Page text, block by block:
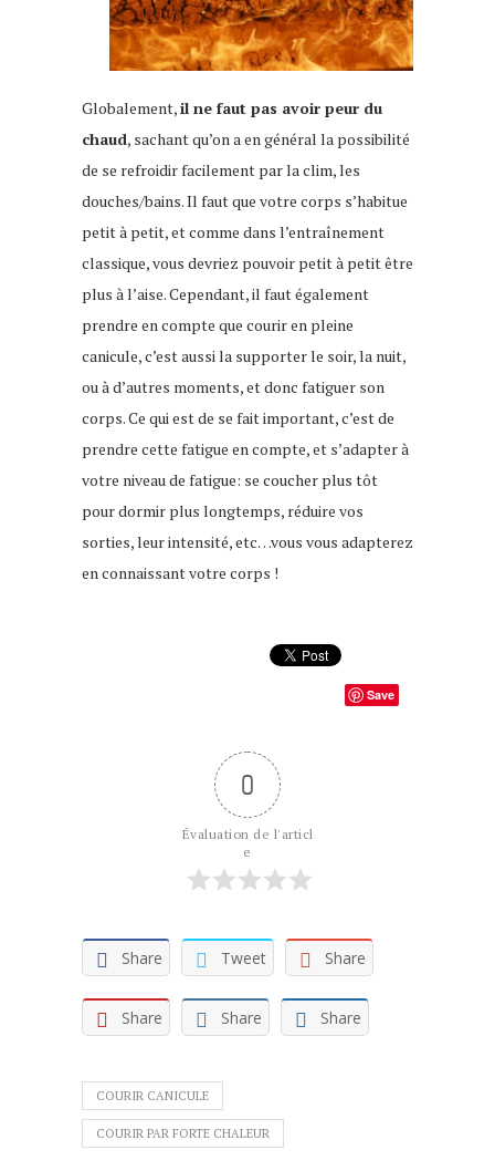
Globalement,il ne faut pas avoir peur du
chaud, sachant qu’on a en général la possibilité
de se refroidir facilement par la clim, les
douches/bains. Il faut que votre corps s’habitue
petit à petit, et comme dans l’entraînement
classique, vous devriez pouvoir petit à petit être
plus à l’aise. Cependant, il faut également
prendre en compte que courir en pleine
canicule, c’est aussi la supporter le soir, la nuit,
ou à d’autres moments, et donc fatiguer son
corps. Ce qui est de se fait important, c’est de
prendre cette fatigue en compte, et s’adapter à
votre niveau de fatigue: se coucher plus tôt
pour dormir plus longtemps, réduire vos
sorties, leur intensité, etc…vous vous adapterez
en connaissant votre corps !
Save
0
Évaluation de l'articl
e
Share Tweet Share
Share Share Share
COURIR CANICULE
COURIR PAR FORTE CHALEUR